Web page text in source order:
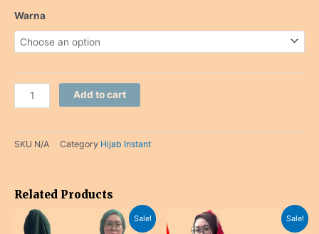
Warna
Sakura
quantity
Add to cart
SKU N/A Category Hijab Instant
Related Products
Sale!
Current
price
Sale!
Original
price
Current